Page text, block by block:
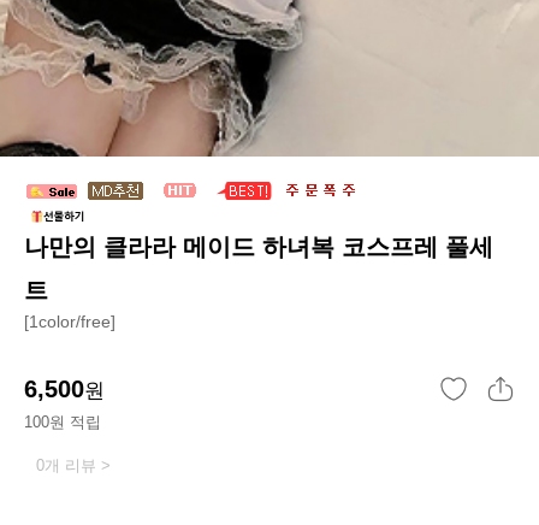
나만의 클라라 메이드 하녀복 코스프레 풀세
트
[1color/free]
6,500원
100원 적립
0개 리뷰 >